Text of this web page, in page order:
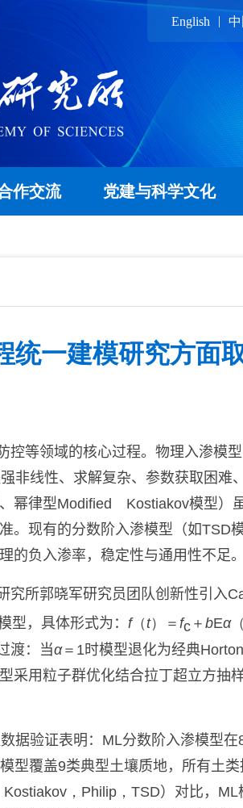
English |
作交流 党建与科学文化
统一建模研究方面
控等领域的核心过程。物理入渗模
非线性、求解复杂、参数获取困难
幂律型Modified Kostiakov模型）
。现有的分数阶入渗模型（如TSD
的负入渗率，稳定性与通用性不足。
究所郭晓军研究员团队创新性引入
型， 具体形式为： f（t）＝ fc ＋ bEα
渡：当α＝1时模型退化为经典Horton
采用粒子群优化结合拉丁超立方抽
据验证表明： ML分数阶入渗模型在
型覆盖9类典型土壤质地，所有土
，Philip，TSD） 对比， ML